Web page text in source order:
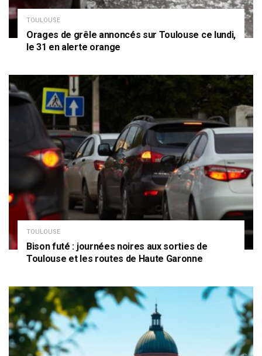
TOULOUSE
Orages de grêle annoncés sur Toulouse ce lundi,
le 31 en alerte orange
TOULOUSE
Bison futé : journées noires aux sorties de
Toulouse et les routes de Haute Garonne